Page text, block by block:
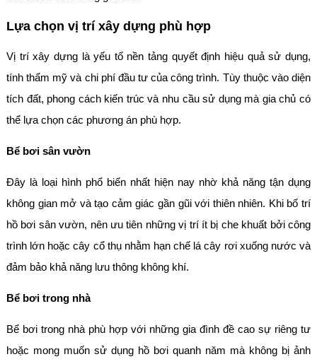
Lựa chọn vị trí xây dựng phù hợp
Vị trí xây dựng là yếu tố nền tảng quyết định hiệu quả sử dụng,
tính thẩm mỹ và chi phí đầu tư của công trình. Tùy thuộc vào diện
tích đất, phong cách kiến trúc và nhu cầu sử dụng mà gia chủ có
thể lựa chọn các phương án phù hợp.
Bể bơi sân vườn
Đây là loại hình phổ biến nhất hiện nay nhờ khả năng tận dụng
không gian mở và tạo cảm giác gần gũi với thiên nhiên. Khi bố trí
hồ bơi sân vườn, nên ưu tiên những vị trí ít bị che khuất bởi công
trình lớn hoặc cây cổ thụ nhằm hạn chế lá cây rơi xuống nước và
đảm bảo khả năng lưu thông không khí.
Bể bơi trong nhà
Bể bơi trong nhà phù hợp với những gia đình đề cao sự riêng tư
hoặc mong muốn sử dụng hồ bơi quanh năm mà không bị ảnh